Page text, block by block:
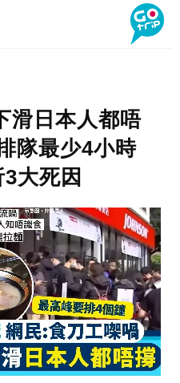
滑日本人都唔
隊最少4小時
大死因